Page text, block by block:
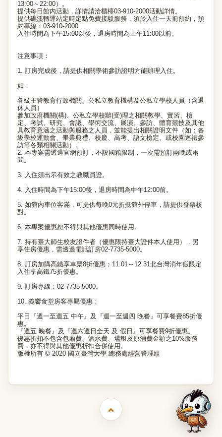
13:00～22:00）。
提供每日館內活動，詳情請洽櫃檯03-910-2000活動詳情。
提供礁溪轉運站定時定點免費接駁服務，須於入住一天前預約，預
約專線：03-910-2000
入住時間為下午15:00以後，退房時間為上午11:00以前。
注意事項：
1. 訂房完成後，請提供相關學術參訪證明方能辦理入住。
如：
各級主管教育行政機關、公私立教育機構及公私立學校人員（含退
休人員）
參加政府機關(構)、公私立學校辦(受)理之相關教學、實習、檢
定、考試、研究、會議、學術交流、展演、參訪、體育競技及其他
具教育意涵之活動與服務之人員，並能提出相關證明文件（如：各
級學校運動會、畢業典禮、校慶、高考、語文檢定、或校園巡禮參
訪等各類相關活動）。
2. 本專案需透過官網預訂，不設國籍限制，一次需預訂兩晚或兩
間。
3. 入住須出示有效之教職員證。
4. 入住時間為下午15:00後，退房時間為中午12:00前。
5. 如館內車位客滿，可提供每晚0元折抵館外停車，請提供發票核
對。
6. 本專案優惠恕不得與其他優惠同時使用。
7. 持有臺大師生校友證件者（優惠限持臺大證件本人使用），另
享住房優惠，需透過電話訂房02-7735-5000。
8. 訂房加購高鐵享車票8折優惠；11.01～12.31北台灣消年假限定
入住享高鐵75折優惠。
9. 訂房專線：02-7735-5000。
10. 義饗食堂房客專屬優惠：
平日『週一至週五 中午』及『週一至週四 晚餐』可享餐費85折優
惠。
『週五 晚餐』及『週六週日全天 及 假日』可享餐費9折優惠。
優惠折扣不包含包廂費、酒水費、場租及原消費金額之10%服務
費，亦不得與其他優惠折扣合併使用。
版權所有 © 2020 國立臺灣大學 總務處經營管理組